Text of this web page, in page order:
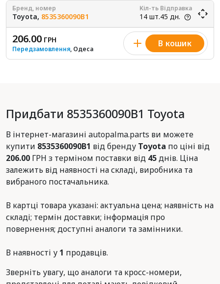
Бренд, номер
Toyota, 8535360090B1
Кіл-ть
14 шт.
Відправка
45 дн.
206.00 ГРН
Передзамовлення, Одеса
В кошик
Придбати 8535360090B1 Toyota
В інтернет-магазині autopalma.parts ви можете
купити 8535360090B1 від бренду Toyota по ціні від
206.00 ГРН з терміном поставки від 45днів. Ціна
залежить від наявності на складі, виробника та
вибраного постачальника.
В картці товара указані: актуальна цена; наявність на
складі; термін доставки; інформація про
повернення; доступні аналоги та замінники.
В наявності у 1 продавців.
Зверніть увагу, що аналоги та кросс-номери,